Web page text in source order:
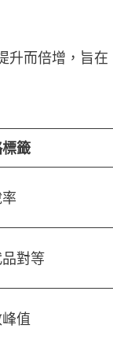
升而倍增，旨在
籤
對等
值